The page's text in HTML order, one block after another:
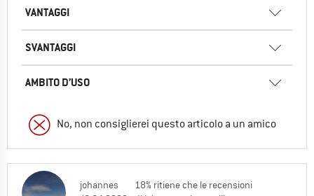
VANTAGGI
SVANTAGGI
AMBITO D’USO
No, non consiglierei questo articolo a un amico
johannes
18% ritiene che le recensioni